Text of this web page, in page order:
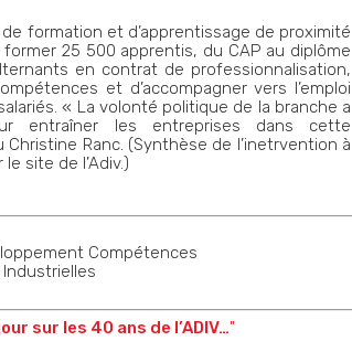
de formation et d’apprentissage de proximité
25 500 apprentis, du CAP au diplôme
en contrat de professionnalisation,
et d’accompagner vers l’emploi
« La volonté politique de la branche a
entraîner les entreprises dans cette
Ranc. (Synthèse de l’inetrvention à
site de l’Adiv.)
Compétences
sur les 40 ans de l’ADIV…"